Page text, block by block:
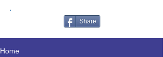
Share
Home